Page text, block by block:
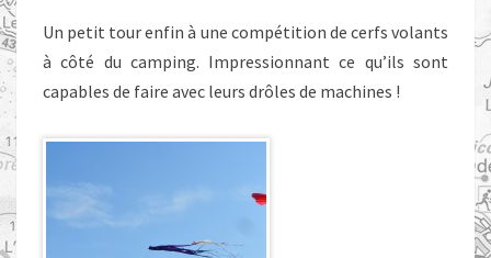
Un petit tour enfin à une compétition de cerfs volants
à côté du camping. Impressionnant ce qu’ils sont
capables de faire avec leurs drôles de machines !